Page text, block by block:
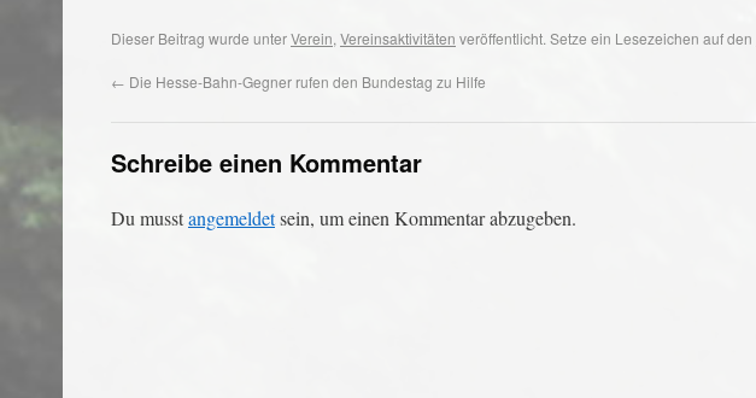
Dieser Beitrag wurde unterVerein, Vereinsaktivitäten veröffentlicht. Setze ein Lesezeichen auf den
← Die Hesse-Bahn-Gegner rufen den Bundestag zu Hilfe
Schreibe einen Kommentar
Du musstangemeldetsein, um einen Kommentar abzugeben.